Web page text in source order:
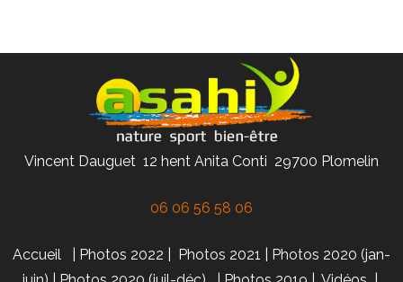
Vincent Dauguet 12 hent Anita Conti 29700 Plomelin
06 06 56 58 06
Accueil Photos 2022 Photos 2021
Photos 2020 (jan-